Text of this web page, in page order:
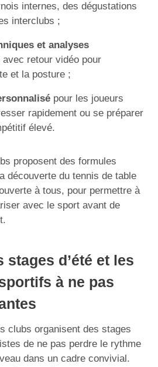
internes, des dégustations
interclubs ;
et analyses
avec retour vidéo pour
et la posture ;
pour les joueurs
rapidement ou se préparer
élevé.
proposent des formules
découverte du tennis de table
à tous, pour permettre à
avec le sport avant de
stages d’été et les
à ne pas
clubs organisent des stages
de ne pas perdre le rythme
dans un cadre convivial.